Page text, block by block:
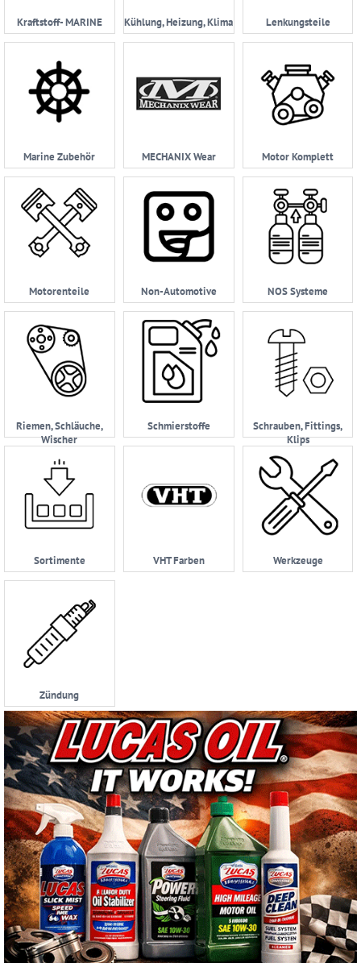
Kraftstoff- MARINE Kühlung, Heizung, Klima Lenkungsteile
Marine Zubehör MECHANIX Wear Motor Komplett
Motorenteile Non-Automotive NOS Systeme
Riemen, Schläuche,
Wischer
Schmierstoffe
Schrauben, Fittings,
Klips
Sortimente VHT Farben Werkzeuge
Zündung